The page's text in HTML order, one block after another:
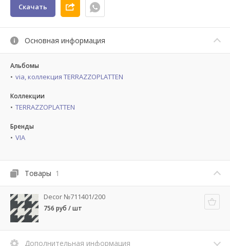
Скачать
Основная информация
Альбомы
via, коллекция TERRAZZOPLATTEN
Коллекции
TERRAZZOPLATTEN
Бренды
VIA
Товары 1
Decor №711401/200
756 руб / шт
Дополнительная информация